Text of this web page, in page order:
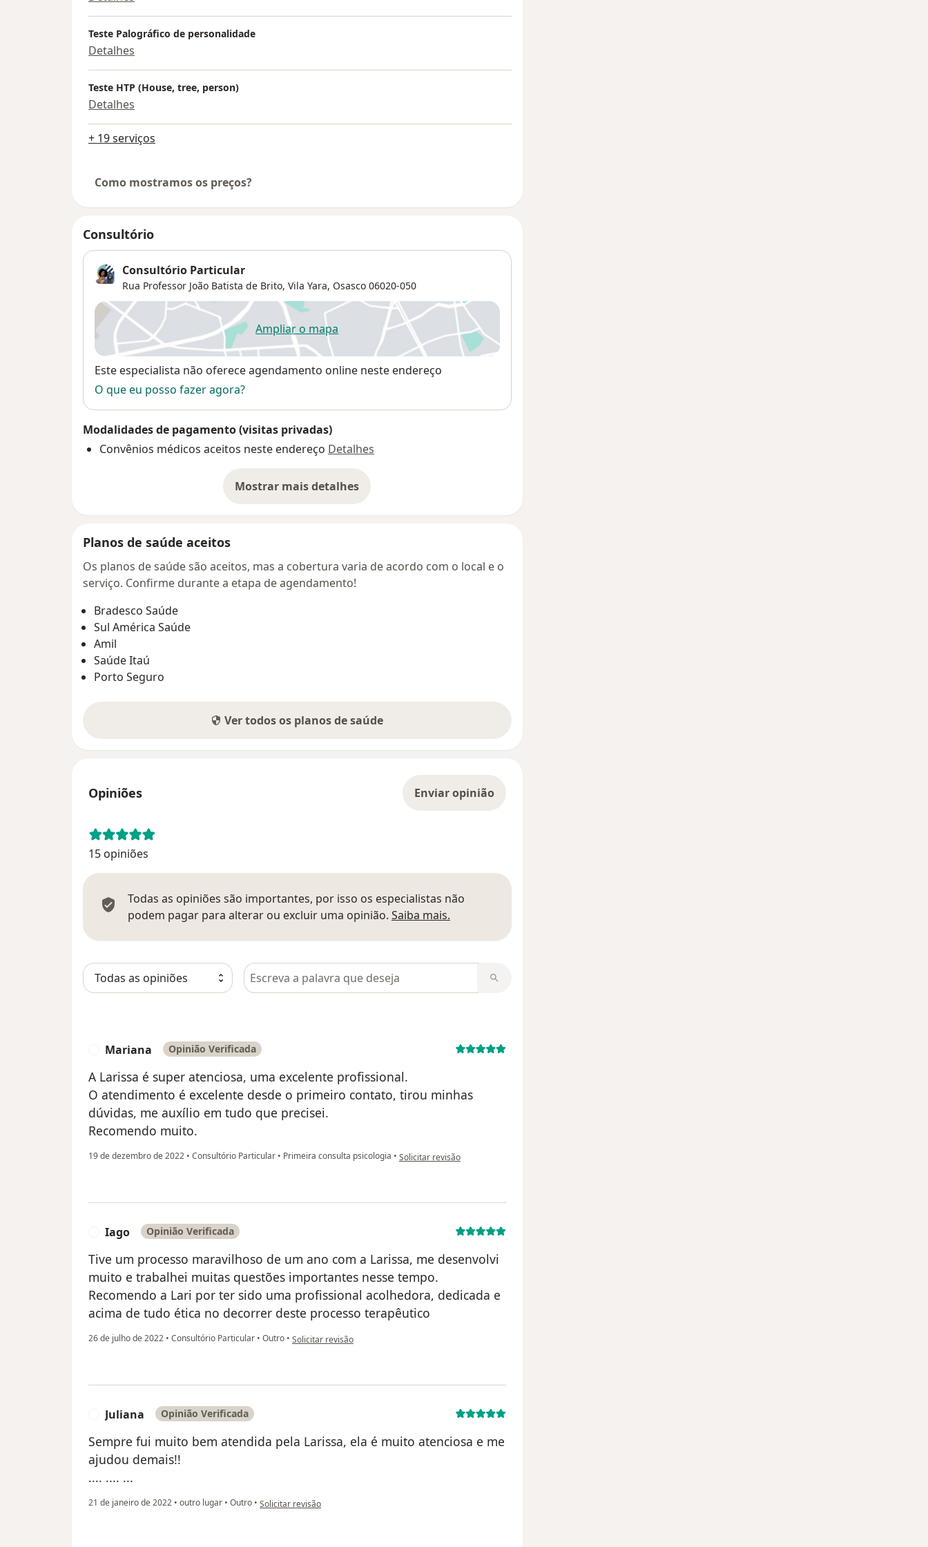
Teste Palográfico de personalidade
Detalhes
Teste HTP (House, tree, person)
Detalhes
+ 19 serviços
Como mostramos os preços?
Consultório
Consultório Particular
Rua Professor João Batista de Brito, Vila Yara, Osasco 06020-050
Ampliar o mapaabre num novo separador
Disponibilidade
Este especialista não oferece agendamento online neste endereço
O que eu posso fazer agora?
Modalidades de pagamento (visitas privadas)
Convênios médicos aceitos neste endereço Detalhes
Mostrar mais detalhes
sobre o endereço
Planos de saúde aceitos
Os planos de saúde são aceitos, mas a cobertura varia de acordo com o local e o
serviço. Confirme durante a etapa de agendamento!
Bradesco Saúde
Sul América Saúde
Amil
Saúde Itaú
Porto Seguro
Ver todos os planos de saúde
Opiniões Enviar opinião
15 opiniões
Todas as opiniões são importantes, por isso os especialistas não
podem pagar para alterar ou excluir uma opinião. Saiba mais.
Pesquisar em opiniões
Mariana Opinião Verificada
A Larissa é super atenciosa, uma excelente profissional.
O atendimento é excelente desde o primeiro contato, tirou minhas
dúvidas, me auxílio em tudo que precisei.
Recomendo muito.
19 de dezembro de 2022 • Consultório Particular • Primeira consulta psicologia • na opinião do utilizador Mariana
Solicitar revisão
Iago Opinião Verificada
Tive um processo maravilhoso de um ano com a Larissa, me desenvolvi
muito e trabalhei muitas questões importantes nesse tempo.
Recomendo a Lari por ter sido uma profissional acolhedora, dedicada e
acima de tudo ética no decorrer deste processo terapêutico
26 de julho de 2022 • Consultório Particular • Outro • na opinião do utilizador Iago
Solicitar revisão
Juliana Opinião Verificada
Sempre fui muito bem atendida pela Larissa, ela é muito atenciosa e me
ajudou demais!!
.... .... ...
21 de janeiro de 2022 • outro lugar • Outro • na opinião do utilizador Juliana
Solicitar revisão